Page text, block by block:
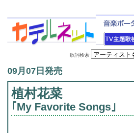
歌詞検索
09月07日発売
植村花菜
｢My Favorite Songs｣